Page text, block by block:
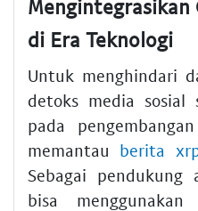
Mengintegrasikan
di Era Teknologi
Untuk menghindari
detoks media sosial
pada
memantau berita
Sebagai
bisa